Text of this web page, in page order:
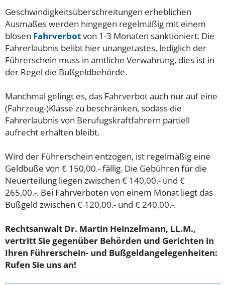
Geschwindigkeitsüberschreitungen erheblichen
Ausmaßes werden hingegen regelmäßig mit einem
blosen Fahrverbotvon 1-3 Monaten sanktioniert. Die
Fahrerlaubnis belibt hier unangetastes, lediglich der
Führerschein muss in amtliche Verwahrung, dies ist in
der Regel die Bußgeldbehörde.
Manchmal gelingt es, das Fahrverbot auch nur auf eine
(Fahrzeug-)Klasse zu beschränken, sodass die
Fahrerlaubnis von Berufugskraftfahrern partiell
aufrecht erhalten bleibt.
Wird der Führerschein entzogen, ist regelmäßig eine
Geldbuße von € 150,00.- fällig. Die Gebühren für die
Neuerteilung liegen zwischen € 140,00.- und €
265,00.-. Bei Fahrverboten von einem Monat liegt das
Bußgeld zwischen € 120,00.- und € 240,00.-.
Rechtsanwalt Dr. Martin Heinzelmann, LL.M.,
vertritt Sie gegenüber Behörden und Gerichten in
Ihren Führerschein- und Bußgeldangelegenheiten:
Rufen Sie uns an!